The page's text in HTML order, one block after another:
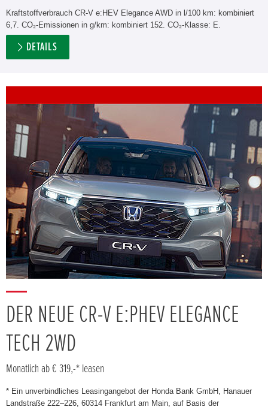
Kraftstoffverbrauch CR-V e:HEV Elegance AWD in l/100 km: kombiniert
6,7. CO₂-Emissionen in g/km: kombiniert 152. CO₂-Klasse: E.
DETAILS
DER NEUE CR-V E:PHEV ELEGANCE
TECH 2WD
Monatlich ab € 319,-* leasen
* Ein unverbindliches Leasingangebot der Honda Bank GmbH, Hanauer
Landstraße 222–226, 60314 Frankfurt am Main, auf Basis der